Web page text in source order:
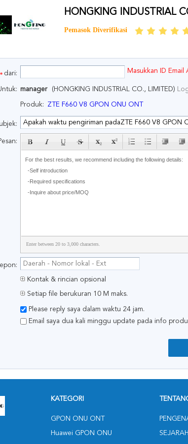
HONGKING INDUSTRIAL
Pemasok Diverifikasi
dari:
e
a
i
Masukkan ID Email
manager (HONGKING INDUSTRIAL CO., LIMITED)
Produk: ZTE F660 V8 GPON ONU ONT
s
Enter between 20 to 3,000 characters.
Kontak & rincian opsional
Setiap file berukuran 10 M maks.
Please reply saya dalam waktu 24 jam.
Email saya dua kali minggu update pada info
KATEGORI
GPON ONU ONT
Huawei GPON ONU SEJARAH